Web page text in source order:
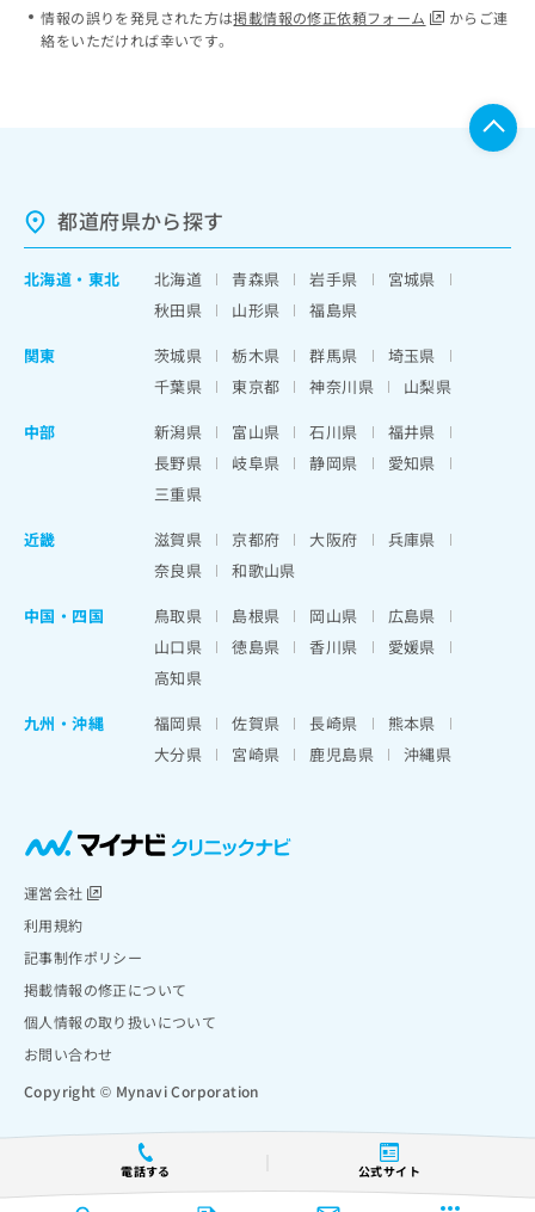
電話する 公式サイト
情報の誤りを発見された方は掲載情報の修正依頼フォーム
からご連
絡をいただければ幸いです。
都道府県から探す
北海道 ・ 東北 北海道 青森県 岩手県
宮城県
秋田県
山形県
福島県
関東
茨城県 栃木県 群馬県
埼玉県
千葉県
東京都 神奈川県
山梨県
中部
新潟県 富山県 石川県
福井県
長野県
岐阜県 静岡県
愛知県
三重県
近畿
滋賀県 京都府 大阪府
兵庫県
奈良県
和歌山県
中国・四国
鳥取県 島根県 岡山県
広島県
山口県
徳島県 香川県
愛媛県
高知県
九州・沖縄
福岡県 佐賀県 長崎県
熊本県
大分県
宮崎県 鹿児島県 沖縄県
運営会社
利用規約
記事制作ポリシー
掲載情報の修正について
個人情報の取り扱いについて
お問い合わせ
Copyright © Mynavi Corporation